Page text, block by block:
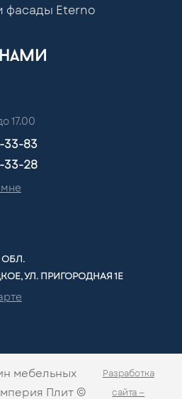
фасады Eterno
нами
17.00
33-83
33-28
мне
УЛ. ПРИГОРОДНАЯ 1Е
мебельных
Плит ©
Разработка
сайта —